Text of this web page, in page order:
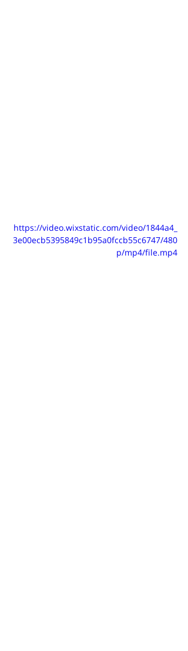
https://video.wixstatic.com/video/1844a4_
3e00ecb5395849c1b95a0fccb55c6747/480
p/mp4/file.mp4